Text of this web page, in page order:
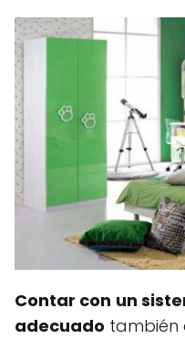
Contar con un
adecuado también